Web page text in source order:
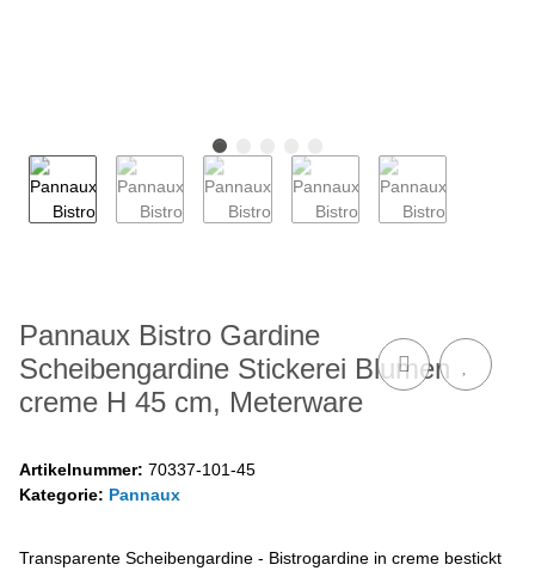
Pannaux Bistro Gardine
Scheibengardine Stickerei Blumen
creme H 45 cm, Meterware
Artikelnummer: 70337-101-45
Kategorie: Pannaux
Transparente Scheibengardine - Bistrogardine in creme bestickt